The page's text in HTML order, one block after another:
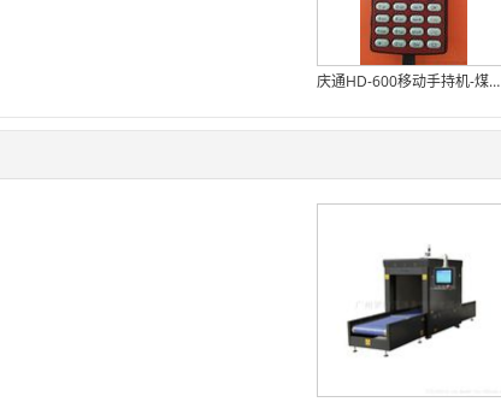
庆通HD-600移动手持机-煤矿盘点手持式IC卡读写器厂家